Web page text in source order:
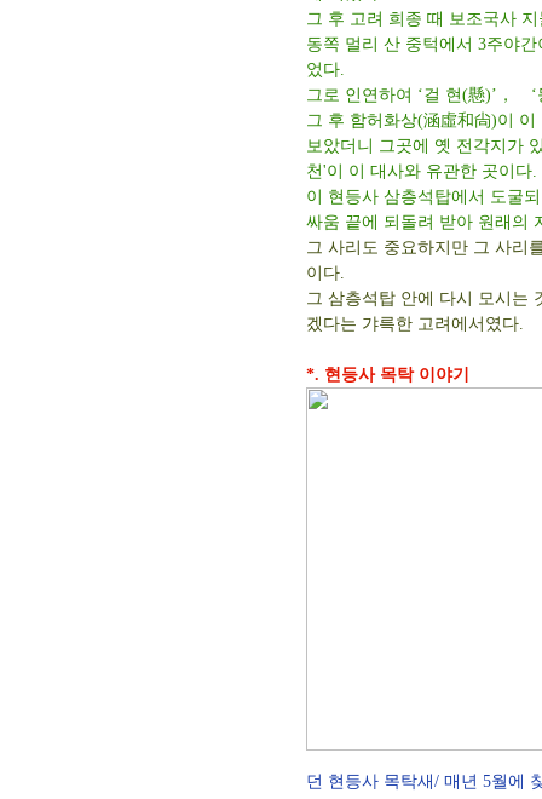
그 후 고려 희종 때 보조국사
동쪽 멀리 산 중턱에서 3주야
었다.
그로 인연하여 ‘걸 현(懸)’，
그 후 함허화상(涵虛和尙)이
보았더니 그곳에 옛 전각지가
천'이 이 대사와 유관한 곳이다.
이 현등사 삼층석탑에서 도굴
싸움 끝에 되돌려 받아 원래의
그 사리도 중요하지만 그 사리
이다.
그 삼층석탑 안에 다시 모시는
겠다는 갸륵한 고려에서였다.
*. 현등사 목탁 이야기
던 현등사 목탁새/ 매년 5월에